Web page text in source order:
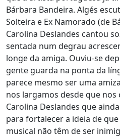
Bárbara Bandeira. Algés
Solteira e Ex Namorado (de
Carolina Deslandes cantou
sentada num degrau
longe da amiga. Ouviu-se
gente guarda na ponta da
parece mesmo ser uma
nos largamos desde que nos
Carolina Deslandes que
para fortalecer a ideia de
musical não têm de ser